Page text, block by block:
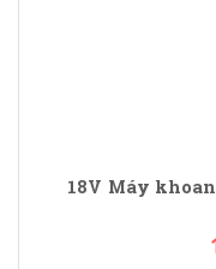
18V Máy